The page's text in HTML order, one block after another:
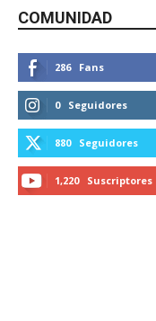
COMUNIDAD
286 Fans
0 Seguidores
880 Seguidores
1,220 Suscriptores